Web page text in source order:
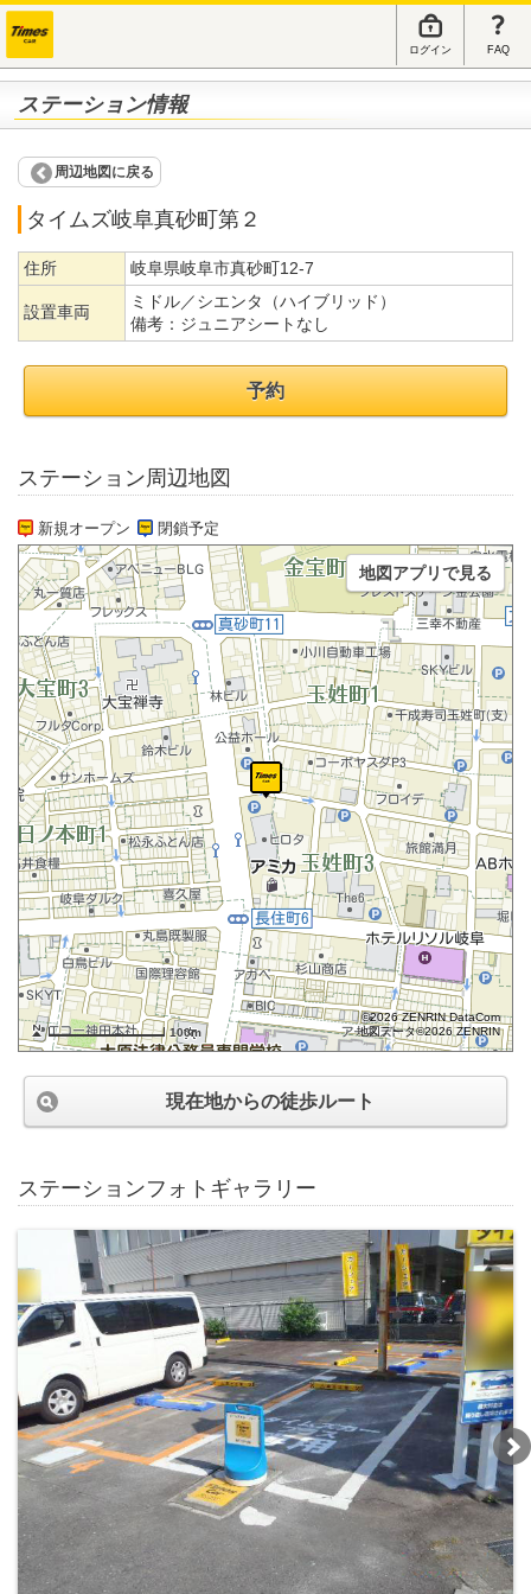
ログイン FAQ
ステーション情報
周辺地図に戻る
タイムズ岐阜真砂町第２
住所 岐阜県岐阜市真砂町12-7
設置車両
ミドル／シエンタ（ハイブリッド）
備考： ジュニアシートなし
予約
ステーション周辺地図
新規オープン 閉鎖予定
100m
©2026 ZENRIN DataCom
地図データ©2026 ZENRIN
地図アプリで見る
現在地からの徒歩ルート
ステーションフォトギャラリー